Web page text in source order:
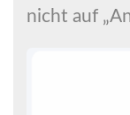
nicht auf